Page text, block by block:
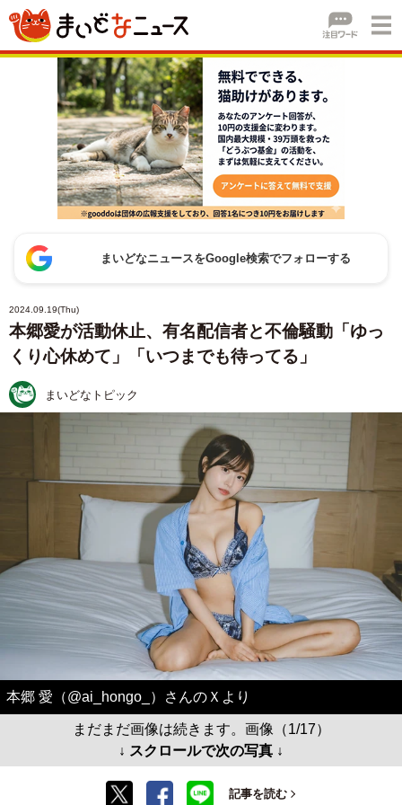
まいどなニュースをGoogle検索でフォローする
2024.09.19(Thu)
本郷愛が活動休止、有名配信者と不倫騒動「ゆっ
くり心休めて」「いつまでも待ってる」
まいどなトピック
本郷 愛（@ai_hongo_）さんのＸより
まだまだ画像は続きます。画像（1/17）
↓ スクロールで次の写真 ↓
記事を読む